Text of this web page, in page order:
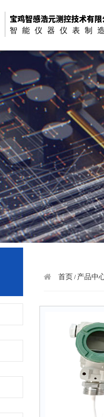
宝鸡智感浩元测控技术有
智能仪器仪表制
首页 / 产品中